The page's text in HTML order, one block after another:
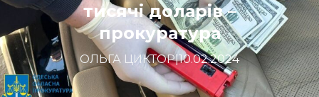
тисячі доларів –
прокуратура
ОЛЬГА ЦИКТОР|10.02.2024